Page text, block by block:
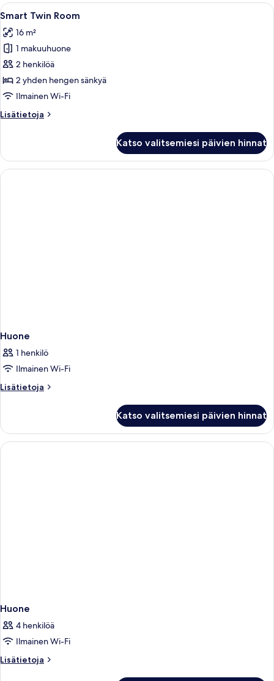
Avaa
kaikki
huonetyypin
Smart
Twin
Room
kuvat
Hotellihuone, jossa on kaksi
5
Smart Twin Room
16 m²
1 makuuhuone
2 henkilöä
2 yhden hengen sänkyä
Ilmainen Wi-Fi
Lisätietoja
Lisätietoja
Room
Katso valitsemiesi päivien hinnat
Huone
1 henkilö
Ilmainen Wi-Fi
Lisätietoja
Lisätietoja
Katso valitsemiesi päivien hinnat
Huone
4 henkilöä
Ilmainen Wi-Fi
Lisätietoja
Lisätietoja